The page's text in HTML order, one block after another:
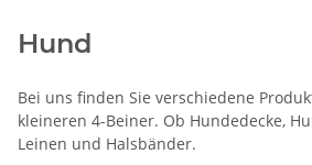
Hund
Bei uns finden Sie verschiedene
kleineren 4-Beiner. Ob Hundedecke,
Leinen und Halsbänder.